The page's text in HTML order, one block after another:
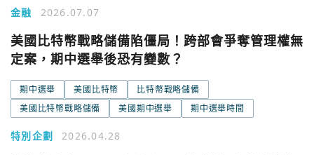
金融 2026.07.07
美國比特幣戰略儲備陷僵局！跨部會爭奪管理權無
定案，期中選舉後恐有變數？
期中選舉 美國比特幣
比特幣戰略儲備
美國比特幣戰略儲備
美國期中選舉 期中選舉時間
特別企劃 2026.04.28